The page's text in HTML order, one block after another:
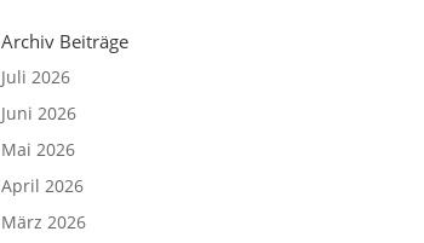
Archiv Beiträge
Juli 2026
Juni 2026
Mai 2026
April 2026
März 2026